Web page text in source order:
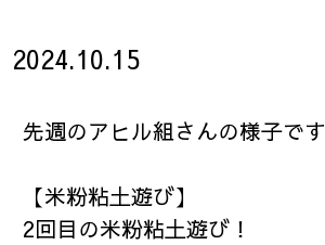
2024.10.15
先週のアヒル組さんの様子です
【米粉粘土遊び】
2回目の米粉粘土遊び！